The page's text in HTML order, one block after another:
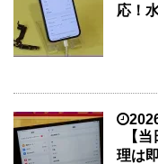
応！
【
理は